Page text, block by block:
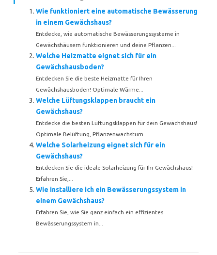
Wie funktioniert eine automatische Bewässerung
in einem Gewächshaus?
Entdecke, wie automatische Bewässerungssysteme in
Gewächshäusern funktionieren und deine Pflanzen...
Welche Heizmatte eignet sich für ein
Gewächshausboden?
Entdecken Sie die beste Heizmatte für Ihren
Gewächshausboden! Optimale Wärme...
Welche Lüftungsklappen braucht ein
Gewächshaus?
Entdecke die besten Lüftungsklappen für dein Gewächshaus!
Optimale Belüftung, Pflanzenwachstum...
Welche Solarheizung eignet sich für ein
Gewächshaus?
Entdecken Sie die ideale Solarheizung für Ihr Gewächshaus!
Erfahren Sie,...
Wie installiere ich ein Bewässerungssystem in
einem Gewächshaus?
Erfahren Sie, wie Sie ganz einfach ein effizientes
Bewässerungssystem in...